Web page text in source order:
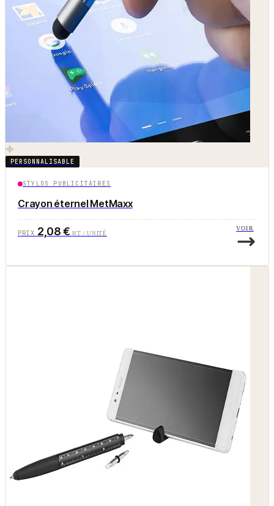
PERSONNALISABLE
STYLOS PUBLICITAIRES
Crayon éternel MetMaxx
PRIX 2,08 €HT / UNITÉ
VOIR